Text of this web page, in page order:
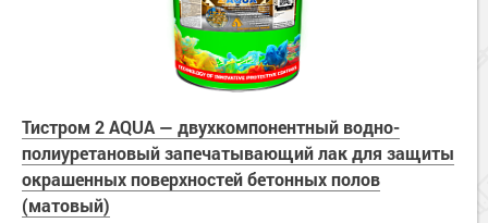
Тистром 2 AQUA — двухкомпонентный водно-
полиуретановый запечатывающий лак для защиты
окрашенных поверхностей бетонных полов
(матовый)